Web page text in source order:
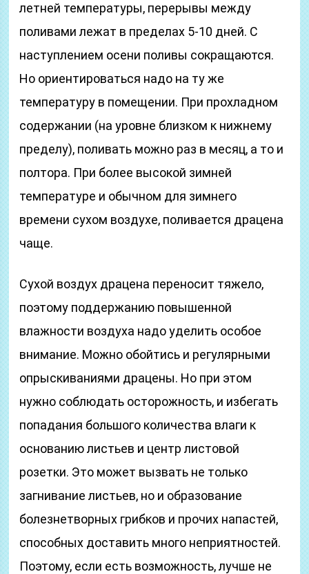
летней температуры, перерывы между
поливами лежат в пределах 5-10 дней. С
наступлением осени поливы сокращаются.
Но ориентироваться надо на ту же
температуру в помещении. При прохладном
содержании (на уровне близком к нижнему
пределу), поливать можно раз в месяц, а то и
полтора. При более высокой зимней
температуре и обычном для зимнего
времени сухом воздухе, поливается драцена
чаще.
Сухой воздух драцена переносит тяжело,
поэтому поддержанию повышенной
влажности воздуха надо уделить особое
внимание. Можно обойтись и регулярными
опрыскиваниями драцены. Но при этом
нужно соблюдать осторожность, и избегать
попадания большого количества влаги к
основанию листьев и центр листовой
розетки. Это может вызвать не только
загнивание листьев, но и образование
болезнетворных грибков и прочих напастей,
способных доставить много неприятностей.
Поэтому, если есть возможность, лучше не